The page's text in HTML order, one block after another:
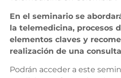
En el seminario se
la telemedicina, procesos
elementos claves y
realización de una
Podrán acceder a este